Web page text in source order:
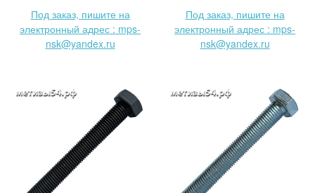
Под заказ, пишите на
электронный адрес : mps-
nsk@yandex.ru
Под заказ, пишите на
электронный адрес : mps-
nsk@yandex.ru